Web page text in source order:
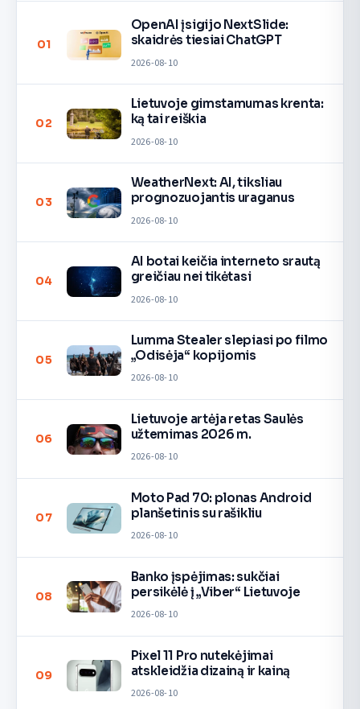
01
OpenAI įsigijo NextSlide:
skaidrės tiesiai ChatGPT
2026-08-10
02
Lietuvoje gimstamumas krenta:
ką tai reiškia
2026-08-10
03
WeatherNext: AI, tiksliau
prognozuojantis uraganus
2026-08-10
04
AI botai keičia interneto srautą
greičiau nei tikėtasi
2026-08-10
05
Lumma Stealer slepiasi po filmo
„Odisėja“ kopijomis
2026-08-10
06
Lietuvoje artėja retas Saulės
užtemimas 2026 m.
2026-08-10
07
Moto Pad 70: plonas Android
planšetinis su rašikliu
2026-08-10
08
Banko įspėjimas: sukčiai
persikėlė į „Viber“ Lietuvoje
2026-08-10
09
Pixel 11 Pro nutekėjimai
atskleidžia dizainą ir kainą
2026-08-10